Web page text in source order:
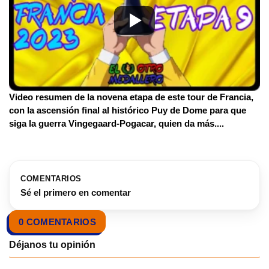
Video resumen de la novena etapa de este tour de Francia,
con la ascensión final al histórico Puy de Dome para que
siga la guerra Vingegaard-Pogacar, quien da más....
COMENTARIOS
Sé el primero en comentar
0 COMENTARIOS